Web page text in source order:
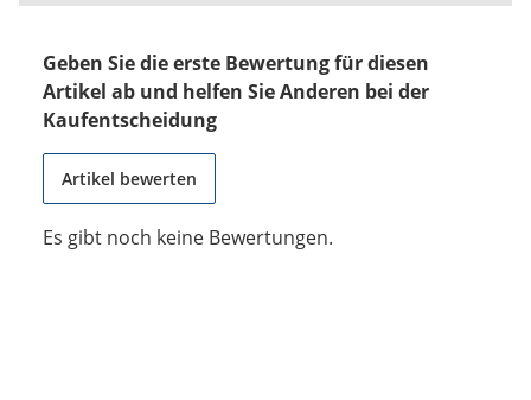
Geben Sie die erste Bewertung für diesen
Artikel ab und helfen Sie Anderen bei der
Kaufentscheidung
Artikel bewerten
Es gibt noch keine Bewertungen.